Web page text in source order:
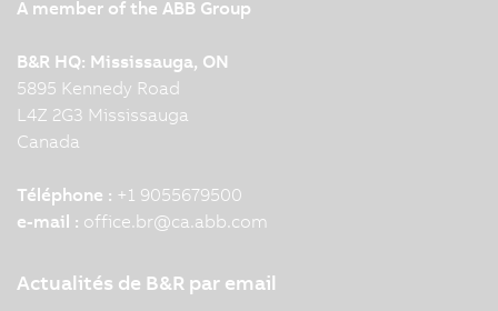
A member of the ABB Group
B&R HQ: Mississauga, ON
5895 Kennedy Road
L4Z 2G3 Mississauga
Canada
Téléphone : +1 9055679500
e-mail : office.br@ca.abb.com
Actualités de B&R par email